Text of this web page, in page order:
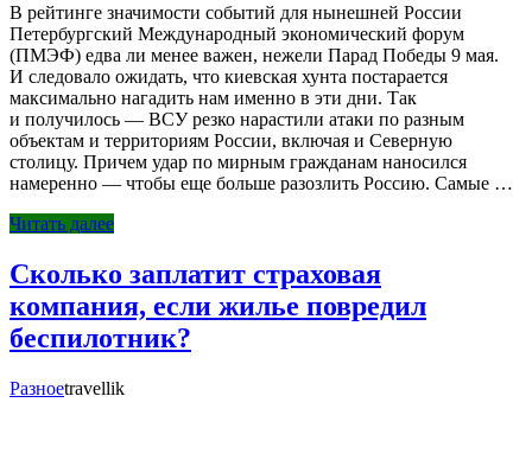
В рейтинге значимости событий для нынешней России
Петербургский Международный экономический форум
(ПМЭФ) едва ли менее важен, нежели Парад Победы 9 мая.
И следовало ожидать, что киевская хунта постарается
максимально нагадить нам именно в эти дни. Так
и получилось — ВСУ резко нарастили атаки по разным
объектам и территориям России, включая и Северную
столицу. Причем удар по мирным гражданам наносился
намеренно — чтобы еще больше разозлить Россию. Самые …
Читать далее
Сколько заплатит страховая
компания, если жилье повредил
беспилотник?
Разноеtravellik